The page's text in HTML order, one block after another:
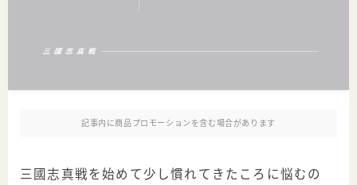
記事内に商品プロモーションを含む場合があります
三國志真戦を始めて少し慣れてきたころに悩むの